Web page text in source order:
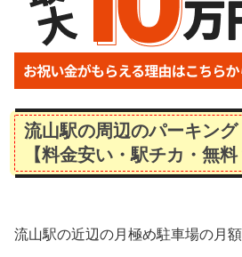
流山駅の周辺のパーキン
【料金安い・駅チカ・無料
流山駅の近辺の月極め駐車場の月額